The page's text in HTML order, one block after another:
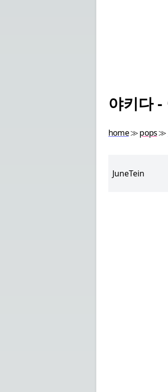
야키다
home≫pops≫
JuneTein